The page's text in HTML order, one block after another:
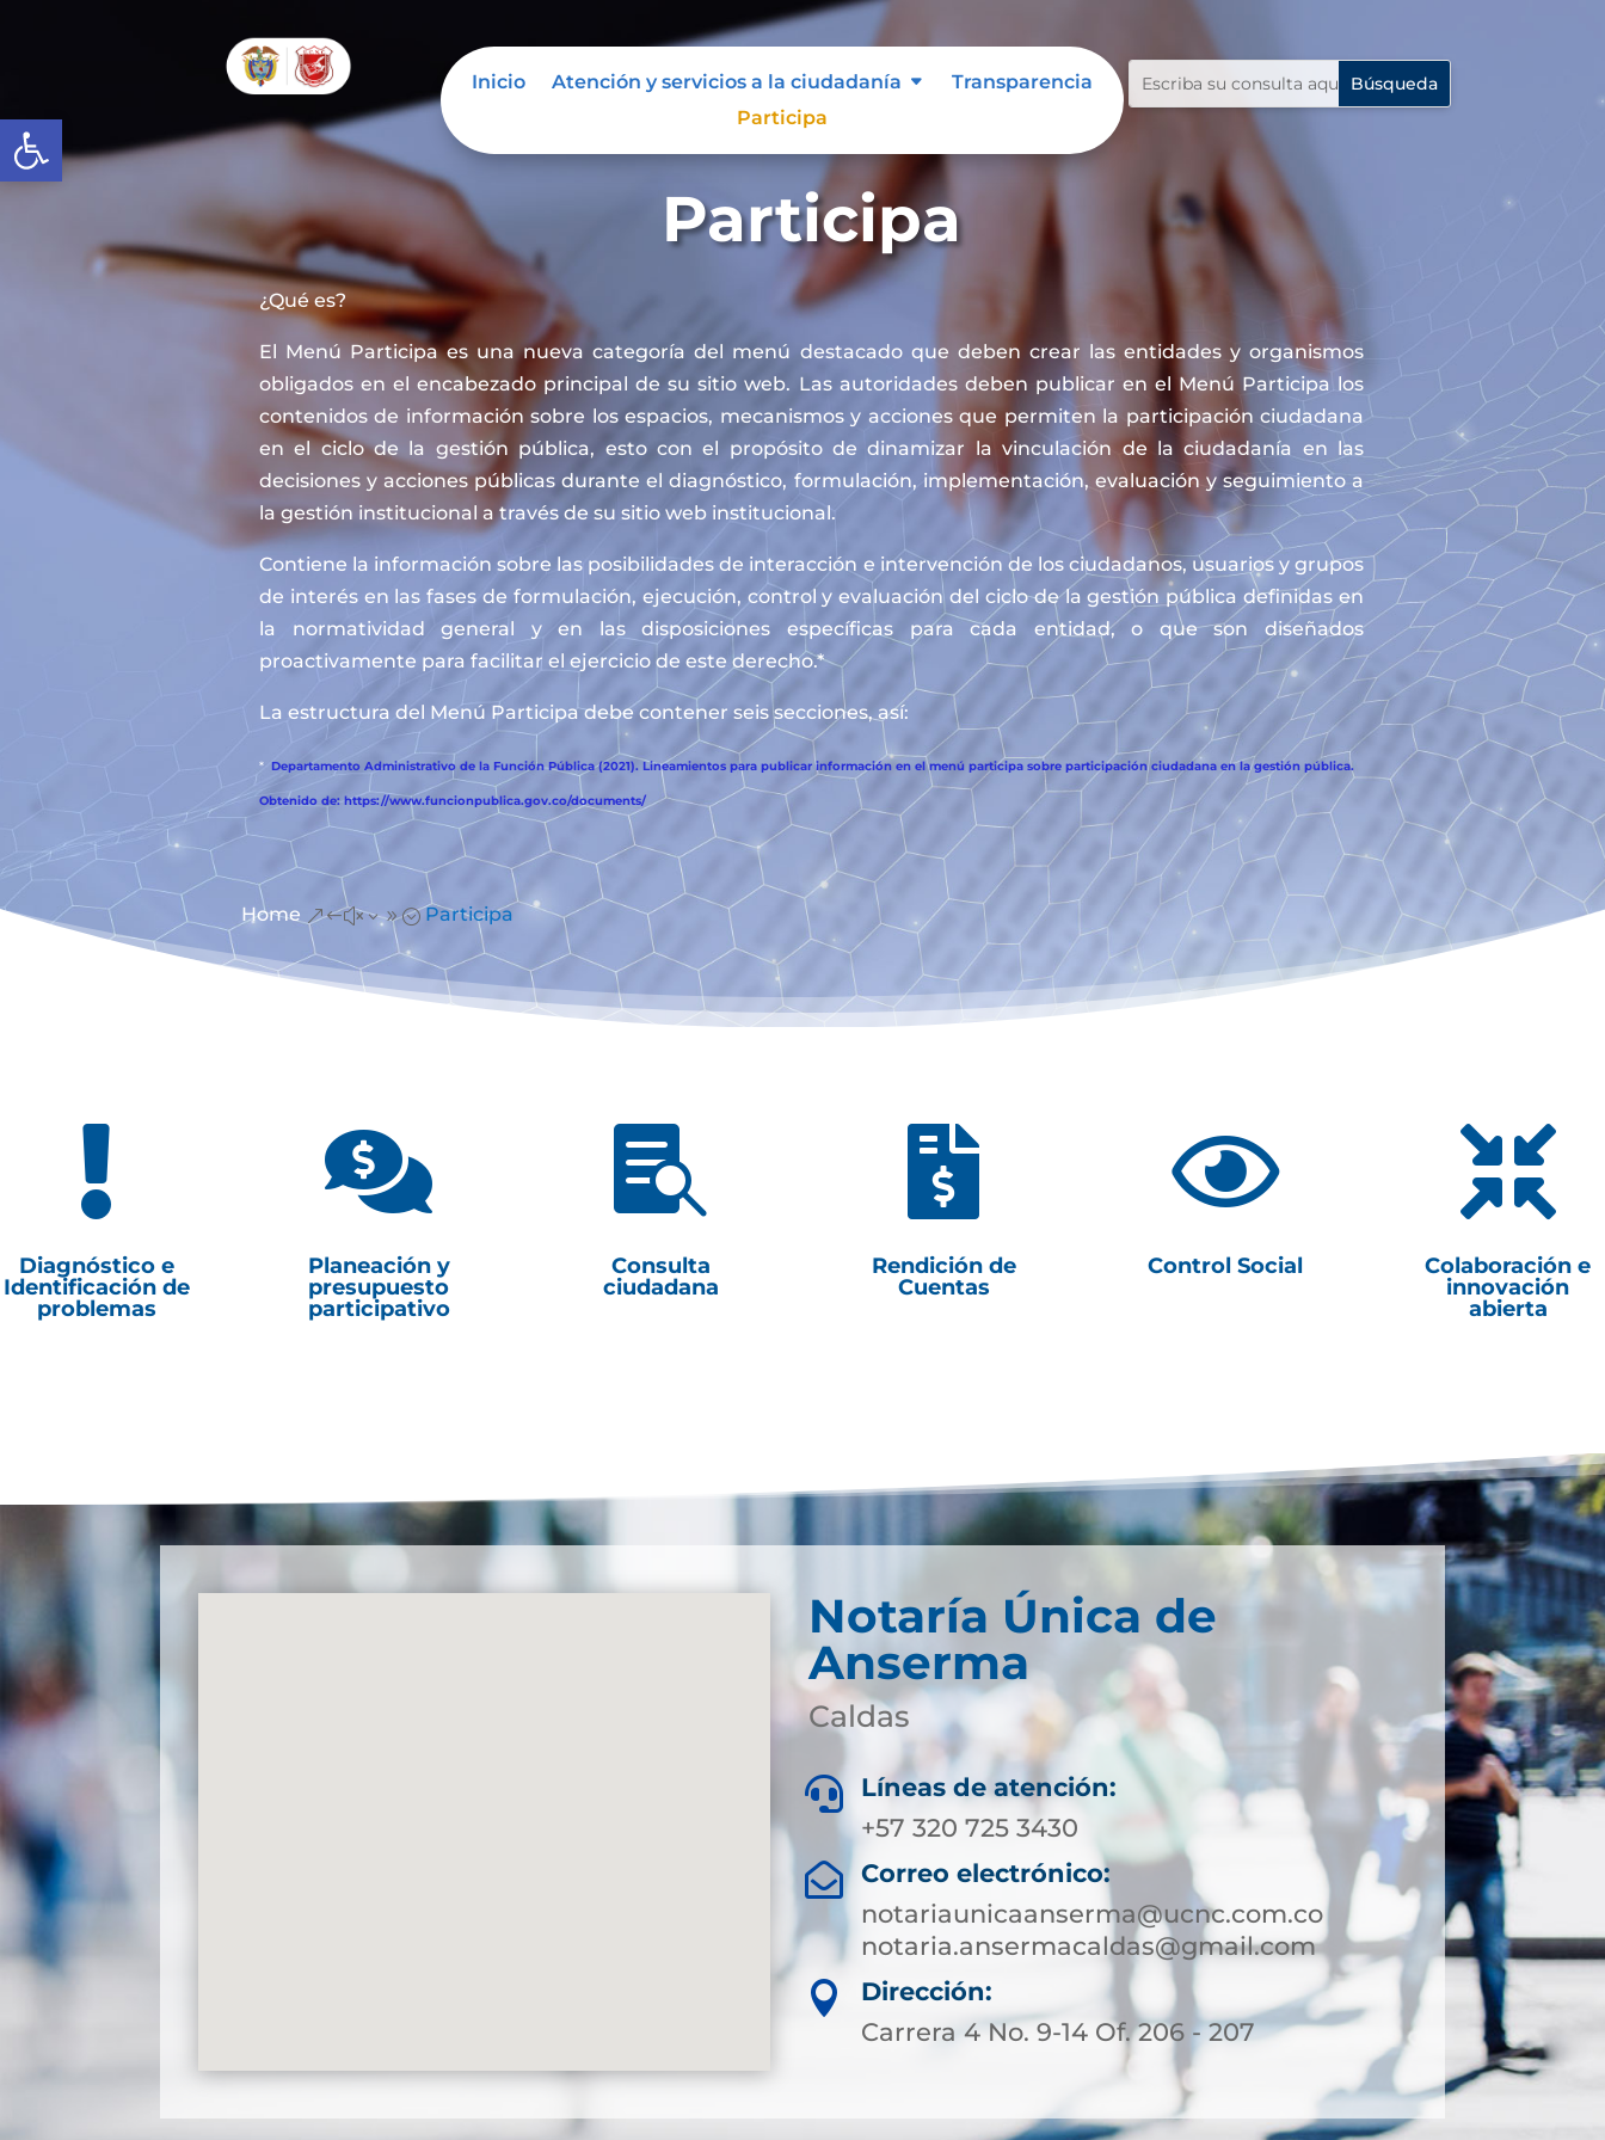
Abrir barra de herramientas
Inicio Atención y servicios a la ciudadanía
Transparencia
Participa
Participa
¿Qué es?
El Menú Participa es una nueva categoría del menú destacado que deben crear las entidades y organismos
obligados en el encabezado principal de su sitio web. Las autoridades deben publicar en el Menú Participa los
contenidos de información sobre los espacios, mecanismos y acciones que permiten la participación ciudadana
en el ciclo de la gestión pública, esto con el propósito de dinamizar la vinculación de la ciudadanía en las
decisiones y acciones públicas durante el diagnóstico, formulación, implementación, evaluación y seguimiento a
la gestión institucional a través de su sitio web institucional.
Contiene la información sobre las posibilidades de interacción e intervención de los ciudadanos, usuarios y grupos
de interés en las fases de formulación, ejecución, control y evaluación del ciclo de la gestión pública definidas en
la normatividad general y en las disposiciones específicas para cada entidad, o que son diseñados
proactivamente para facilitar el ejercicio de este derecho.*
La estructura del Menú Participa debe contener seis secciones, así:
* Departamento Administrativo de la Función Pública (2021). Lineamientos para publicar información en el menú participa sobre participación ciudadana en la gestión pública.
Obtenido de: https://www.funcionpublica.gov.co/documents/
Home &#x39; Participa

Diagnóstico e
Identificación de
problemas

Planeación y
presupuesto
participativo

Consulta
ciudadana

Rendición de
Cuentas

Control Social

Colaboración e
innovación
abierta
Notaría Única de
Anserma
Caldas

Líneas de atención:
+57 320 725 3430

Correo electrónico:
notariaunicaanserma@ucnc.com.co
notaria.ansermacaldas@gmail.com

Dirección:
Carrera 4 No. 9-14 Of. 206 - 207